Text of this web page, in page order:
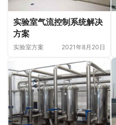
实验室气流控制系统解决
方案
实验室方案 2021年8月20日